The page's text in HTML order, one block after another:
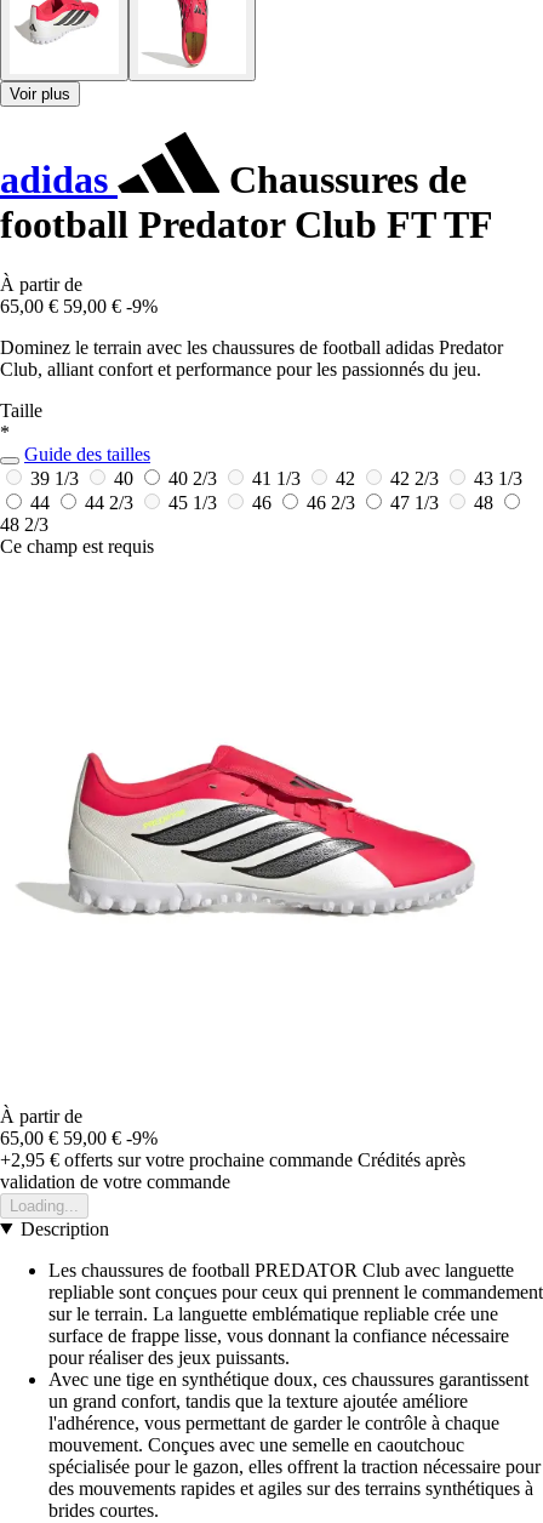
Voir plus
adidas
Chaussures de
football Predator Club FT TF
À partir de
65,00 € 59,00 € -9%
Dominez le terrain avec les chaussures de football adidas Predator
Club, alliant confort et performance pour les passionnés du jeu.
Taille
*
Guide des tailles
39 1/3
40 40 2/3 41 1/3 42 42 2/3
43 1/3
44
44 2/3 45 1/3 46 46 2/3 47 1/3
48
48 2/3
Ce champ est requis
À partir de
65,00 € 59,00 € -9%
+2,95 € offerts sur votre prochaine commande Crédités après
validation de votre commande
Loading...
Description
Les chaussures de football PREDATOR Club avec languette
repliable sont conçues pour ceux qui prennent le commandement
sur le terrain. La languette emblématique repliable crée une
surface de frappe lisse, vous donnant la confiance nécessaire
pour réaliser des jeux puissants.
Avec une tige en synthétique doux, ces chaussures garantissent
un grand confort, tandis que la texture ajoutée améliore
l'adhérence, vous permettant de garder le contrôle à chaque
mouvement. Conçues avec une semelle en caoutchouc
spécialisée pour le gazon, elles offrent la traction nécessaire pour
des mouvements rapides et agiles sur des terrains synthétiques à
brides courtes.